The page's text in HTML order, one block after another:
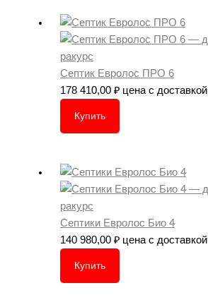
Септик Евролос ПРО 6
178 410,00₽ цена с доставкой
Купить
Септики Евролос Био 4
140 980,00₽ цена с доставкой
Купить